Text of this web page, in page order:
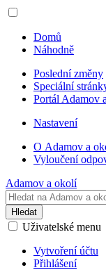
Domů
Náhodně
Poslední změny
Speciální
Portál Adamov
Nastavení
O Adamov a
Vyloučení
Adamov a okolí
Hledat
Uživatelské menu
Vytvoření účtu
Přihlášení